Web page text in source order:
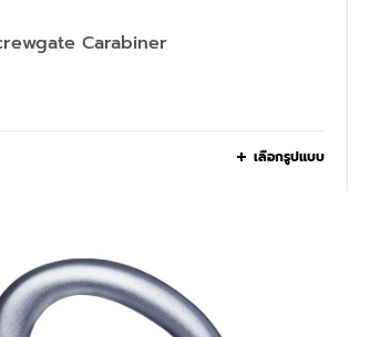
Carabiner
เลือกรูปแบบ